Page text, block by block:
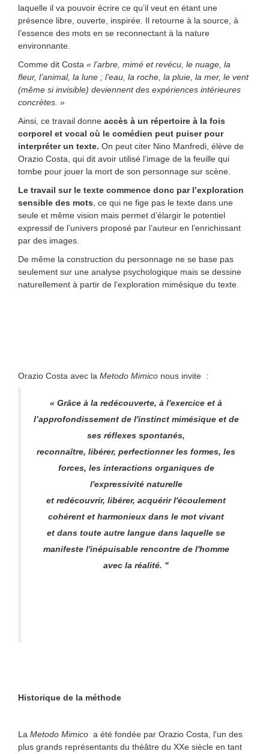
laquelle il va pouvoir écrire ce qu’il veut en étant une
présence libre, ouverte, inspirée. Il retourne à la source, à
l’essence des mots en se reconnectant à la nature
environnante.
Comme dit Costa « l’arbre, mimé et revécu, le nuage, la
fleur, l’animal, la lune ; l’eau, la roche, la pluie, la mer, le vent
(même si invisible) deviennent des expériences intérieures
concrètes. »
Ainsi, ce travail donne accès à un répertoire à la fois
corporel et vocal où le comédien peut puiser pour
interpréter un texte. On peut citer Nino Manfredi, élève de
Orazio Costa, qui dit avoir utilisé l’image de la feuille qui
tombe pour jouer la mort de son personnage sur scène.
Le travail sur le texte commence donc par l’exploration
sensible des mots, ce qui ne fige pas le texte dans une
seule et même vision mais permet d’élargir le potentiel
expressif de l’univers proposé par l’auteur en l’enrichissant
par des images.
De même la construction du personnage ne se base pas
seulement sur une analyse psychologique mais se dessine
naturellement à partir de l’exploration mimésique du texte.
Orazio Costa avec la Metodo Mimico nous invite :
« Grâce à la redécouverte, à l'exercice et à
l’approfondissement de l'instinct mimésique et de
ses réflexes spontanés,
reconnaître, libérer, perfectionnerles formes, les
forces, les interactions organiques de
l'expressivité naturelle
et redécouvrir, libérer, acquérirl'écoulement
cohérent et harmonieux dans le mot vivant
et dans toute autre langue dans laquelle se
manifeste l'inépuisable rencontre de l'homme
avec la réalité. "
Historique de la méthode
La Metodo Mimico a été fondée par Orazio Costa, l'un des
plus grands représentants du théâtre du XXe siècle en tant